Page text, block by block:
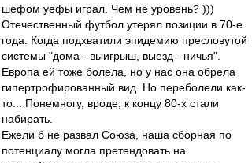
шефом уефы играл. Чем не уровень? )))
Отечественный футбол утерял позиции в 70-е
года. Когда подхватили эпидемию пресловутой
системы "дома - выигрыш, выезд - ничья".
Европа ей тоже болела, но у нас она обрела
гипертрофированный вид. Но переболели как-
то... Понемногу, вроде, к концу 80-х стали
набирать.
Ежели б не развал Союза, наша сборная по
потенциалу могла претендовать на